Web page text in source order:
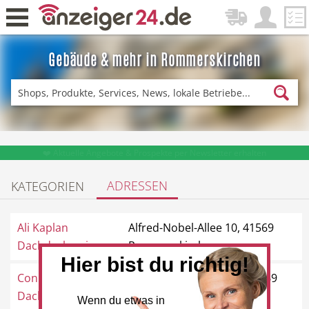
Gebäude & mehr in Rommerskirchen
Zurück
Fitness & Sport Einkaufen
DE-News News
Restaurant
KATEGORIEN ADRESSEN
Ali Kaplan
Dachdeckerei
Alfred-Nobel-Allee 10, 41569
Rommerskirchen
Conny Oidtmann
Dachdeckerei
Hellenbergstraße 105, 41569
Rommerskirchen
Hier bist du richtig!
Wenn du etwas in